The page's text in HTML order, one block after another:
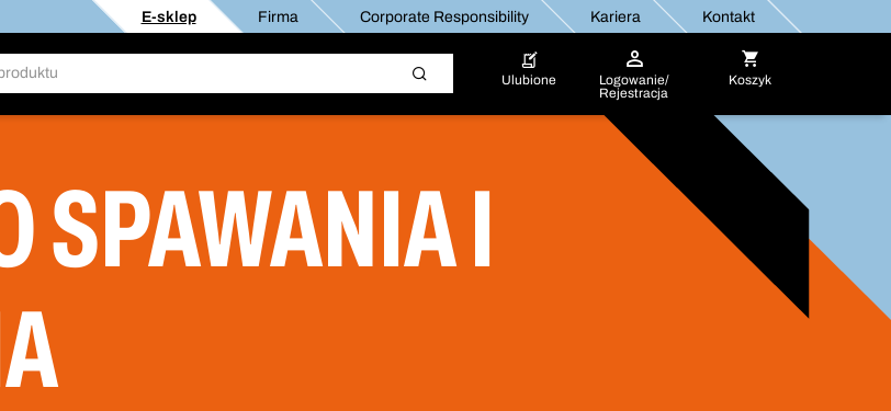
E-sklep Firma Corporate Responsibility Kariera Kontakt
Ulubione
Logowanie/
Rejestracja
Koszyk
SPAWANIA I